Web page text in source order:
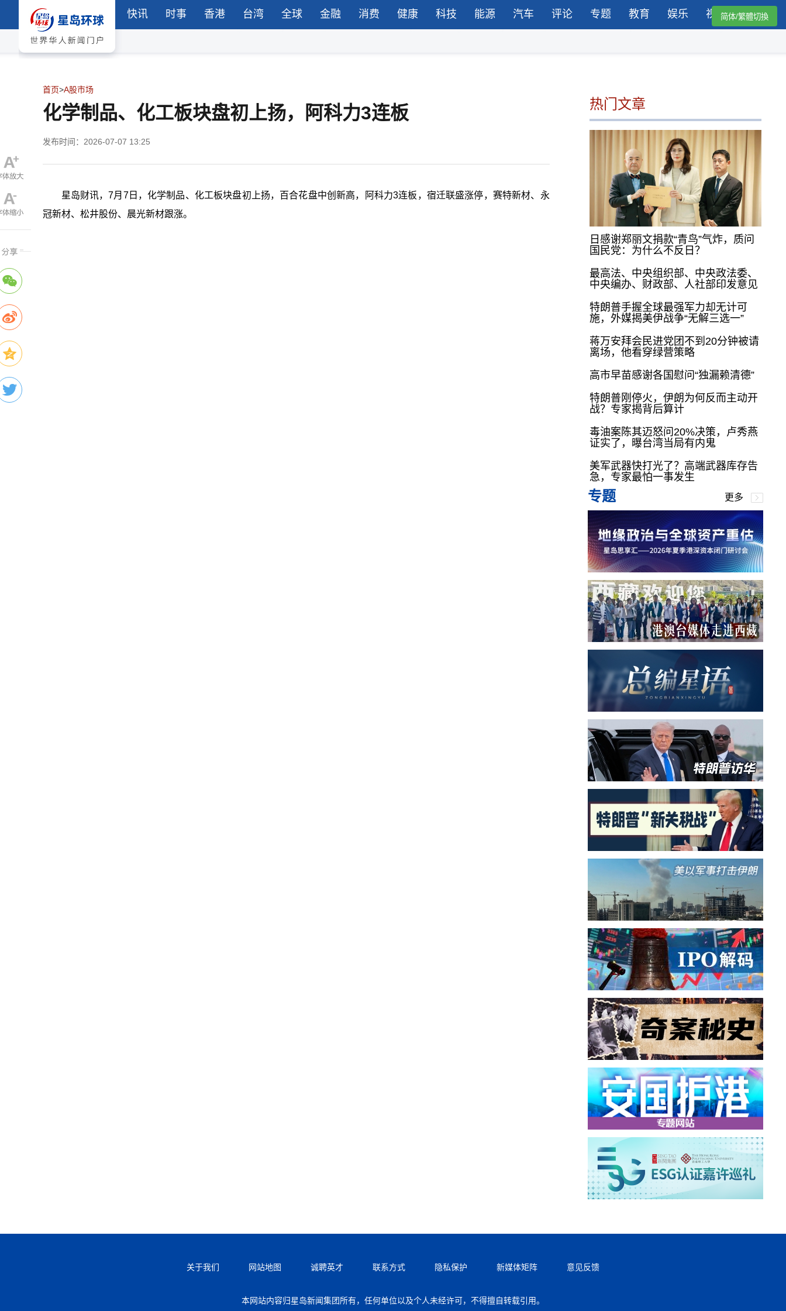
快讯 时事 香港 台湾 全球 金融 消费 健康 科技 能源 汽车 评论 专题 教育 娱乐 视频简体/繁體切換
首页>A股市场
化学制品、化工板块盘初上扬，阿科力3连板
发布时间：2026-07-07 13:25
星岛财讯，7月7日，化学制品、化工板块盘初上扬，百合花盘中创新高，阿科力3连板，宿迁联盛涨停，赛特新材、永
冠新材、松井股份、晨光新材跟涨。
热门文章
日感谢郑丽文捐款“青鸟”气炸，质问
国民党：为什么不反日？
最高法、中央组织部、中央政法委、
中央编办、财政部、人社部印发意见
特朗普手握全球最强军力却无计可
施，外媒揭美伊战争“无解三选一”
蒋万安拜会民进党团不到20分钟被请
离场，他看穿绿营策略
高市早苗感谢各国慰问“独漏赖清德”
特朗普刚停火，伊朗为何反而主动开
战？专家揭背后算计
毒油案陈其迈怒问20%决策，卢秀燕
证实了，曝台湾当局有内鬼
美军武器快打光了？高端武器库存告
急，专家最怕一事发生
专题 更多
关于我们 网站地图 诚聘英才 联系方式 隐私保护 新媒体矩阵 意见反馈
本网站内容归星岛新闻集团所有，任何单位以及个人未经许可，不得擅自转载引用。